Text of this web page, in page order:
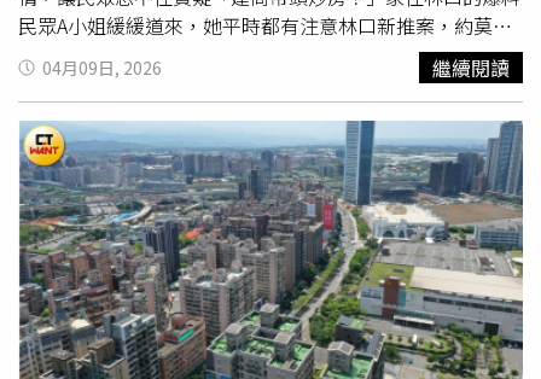
笑料滿點，她透露開拍前導演就先告訴她：「到時候現場會
有個同事一直會對妳獻殷勤，妳不一定要理他。」Edan收
到的訊息是「你們兩個是兩情相悅」，但彼此都不知道對方
的指令，搞得Edan常常很惆悵，某次抱怨：「妳為什麼都
不給我戀愛的火花！」兩人講開才發現這一切都是導演故意
安排的效果。《金多寶》於香港上映後創票房佳績、觀眾好
評不斷，此次在台北電影節與台灣影迷見面，鍾雪瑩開心台
灣觀眾能喜歡，雖然這次一個人來，她也代替導演轉達接下
來有機會來台拍攝影集或電影，希望到時能跟觀眾見面。值
得一提的是，該片結尾主題曲由Edan演唱，歌詞是出自鍾
雪瑩與同劇演員李尚正在拍戲空檔的計程車上即興填詞，除
了演戲也展現作詞才華。
民眾A小姐緩緩道來，她平時都有注意林口新推案，約莫半
年前，得知有個新建案將開案，她在網路平台留下想了解的
訊息，於是建商亞昕建設的銷售業務即致電向她說明，但因
該案位置與她期待不符，最後作罷。直到今年3月初，該名
業務再度致電，告知亞昕在林口2年前交屋的「昕聯心」社
區，有「股東戶」要賣，位置符合A小姐有興趣的區塊內，
於是加了Line傳資訊給她。A小姐向CTWANT記者秀出手機
對話紀錄，雙方加上Line後，業務便傳送了「亞昕昕聯心」
的建案資料，以及欲出售的戶型，44坪低樓層戶含車位轉售
開價3003萬元，對方先強調了該價為「想實收的價格」，
隨後又表示，「但應該還有一些空間，應該單價60萬就可談
了，2900萬含車」。A小姐向熟識的房仲分享這個資訊，結
果實價登錄一調出來，讓她相當傻眼。根據實價登錄備註欄
04月09日, 2026 繼續閱讀